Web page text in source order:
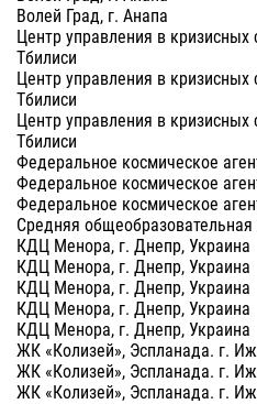
Волей Град, г. Анапа
Центр управления в
Тбилиси
Центр управления в
Тбилиси
Центр управления в
Тбилиси
Федеральное космическое
Федеральное космическое
Федеральное космическое
Средняя
КДЦ Менора, г. Днепр, Украина
КДЦ Менора, г. Днепр, Украина
КДЦ Менора, г. Днепр, Украина
КДЦ Менора, г. Днепр, Украина
КДЦ Менора, г. Днепр, Украина
ЖК «Колизей», Эспланада. г.
ЖК «Колизей», Эспланада. г.
ЖК «Колизей», Эспланада. г.